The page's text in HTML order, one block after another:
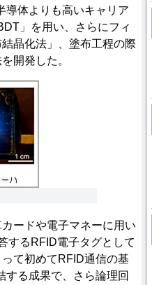
導体よりも高いキャリア
」を用い、さらにフィ
晶化法」、塗布工程の際
開発した。
ードや電子マネーに用い
するRFID電子タグとして
て初めてRFID通信の基
る成果で、さら論理回